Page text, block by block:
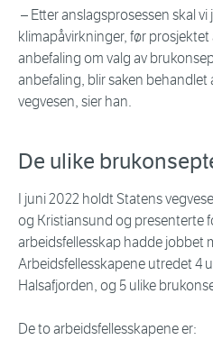
– Etter anslagsprosessen skal
klimapåvirkninger, før
anbefaling om valg av
anbefaling, blir saken behandlet
vegvesen, sier han.
De ulike
I juni 2022 holdt Statens
og Kristiansund og presenterte
arbeidsfellesskap hadde jobbet
Arbeidsfellesskapene utredet 4
Halsafjorden, og 5 ulike
De to arbeidsfellesskapene er: